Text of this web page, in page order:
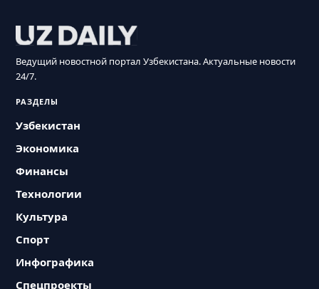
Ведущий новостной портал Узбекистана. Актуальные новости
24/7.
РАЗДЕЛЫ
Узбекистан
Экономика
Финансы
Технологии
Культура
Спорт
Инфографика
Спецпроекты